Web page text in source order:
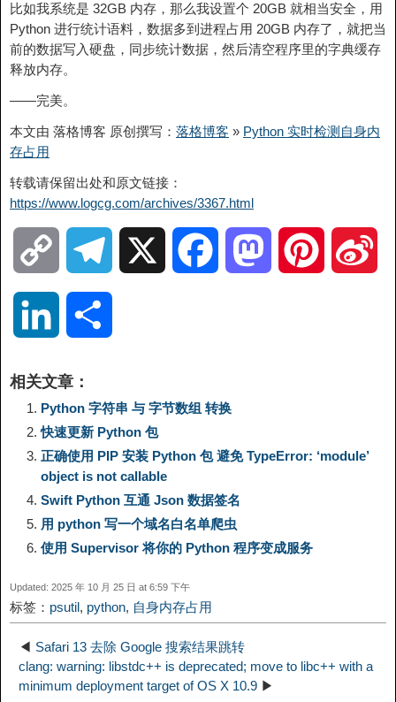
比如我系统是 32GB 内存，那么我设置个 20GB 就相当安全，用
Python 进行统计语料，数据多到进程占用 20GB 内存了，就把当
前的数据写入硬盘，同步统计数据，然后清空程序里的字典缓存
释放内存。
——完美。
本文由 落格博客 原创撰写： 落格博客 » Python 实时检测自身内
存占用
转载请保留出处和原文链接：
https://www.logcg.com/archives/3367.html
o
y
L
i
n
g
r
a o
n
k
e
d
I
相关文章：
Python 字符串 与 字节数组 转换
快速更新 Python 包
正确使用 PIP 安装 Python 包 避免 TypeError: ‘module’
object is not callable
Swift Python 互通 Json 数据签名
用 python 写一个域名白名单爬虫
使用 Supervisor 将你的 Python 程序变成服务
Updated: 2025 年 10 月 25 日 at 6:59 下午
标签： psutil, python, 自身内存占用
◀ Safari 13 去除 Google 搜索结果跳转
clang: warning: libstdc++ is deprecated; move to libc++ with a
minimum deployment target of OS X 10.9 ▶